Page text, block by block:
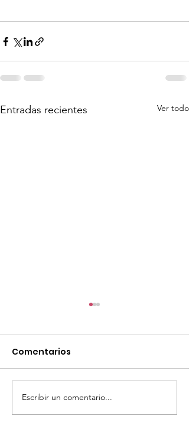
Entradas recientes Ver todo
TourTravelynByFraveo
participó en la
Comentarios
Escribir un comentario...